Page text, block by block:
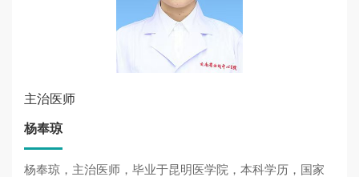
主治医师
杨奉琼
杨奉琼，主治医师，毕业于昆明医学院，本科学历，国家